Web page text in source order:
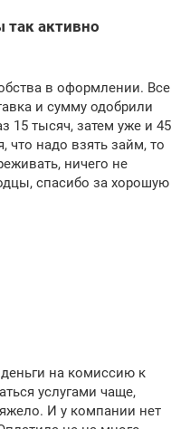
так активно
в оформлении. Все
и сумму одобрили
15 тысяч, затем уже и 45
что надо взять займ, то
ничего не
спасибо за хорошую
на комиссию к
услугами чаще,
И у компании нет